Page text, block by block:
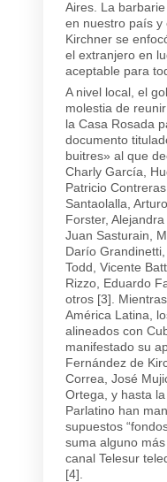
Aires. La
en nuestro país y
Kirchner se
el extranjero en
aceptable para
A nivel local, el
molestia de
la Casa Rosada
documento
buitres» al que
Charly García,
Patricio
Santaolalla,
Forster,
Juan Sasturain,
Darío
Todd, Vicente
Rizzo, Eduardo
otros [3].
América Latina,
alineados con
manifestado su
Fernández de
Correa, José
Ortega, y hasta
Parlatino han
supuestos
suma alguno
canal Telesur
[4].